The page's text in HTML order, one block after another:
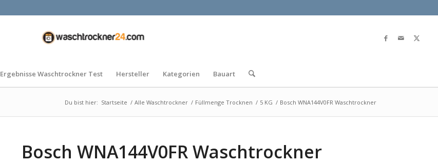
Ergebnisse Waschtrockner Test Hersteller Kategorien Bauart
Du bist hier: Startseite / Alle Waschtrockner / Füllmenge Trocknen / 5 KG / Bosch WNA144V0FR Waschtrockner
Bosch WNA144V0FR Waschtrockner